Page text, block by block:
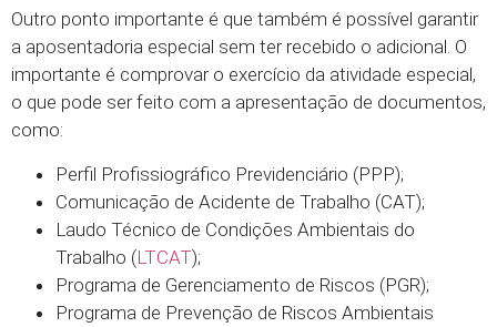
Outro ponto importante é que também é possível garantir
a aposentadoria especial sem ter recebido o adicional. O
importante é comprovar o exercício da atividade especial,
o que pode ser feito com a apresentação de documentos,
como:
Perfil Profissiográfico Previdenciário (PPP);
Comunicação de Acidente de Trabalho (CAT);
Laudo Técnico de Condições Ambientais do
Trabalho (LTCAT);
Programa de Gerenciamento de Riscos (PGR);
Programa de Prevenção de Riscos Ambientais